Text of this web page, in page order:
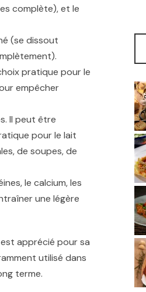
complète), et le
(se dissout
pratique pour le
empêcher
Il peut être
pour le lait
de soupes, de
le calcium, les
une légère
apprécié pour sa
utilisé dans
terme.